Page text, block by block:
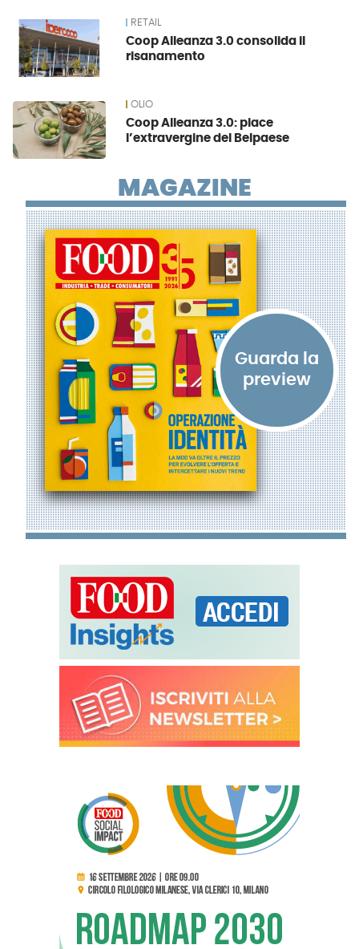
RETAIL
Coop Alleanza 3.0 consolida il
risanamento
OLIO
Coop Alleanza 3.0: piace
l’extravergine del Belpaese
MAGAZINE